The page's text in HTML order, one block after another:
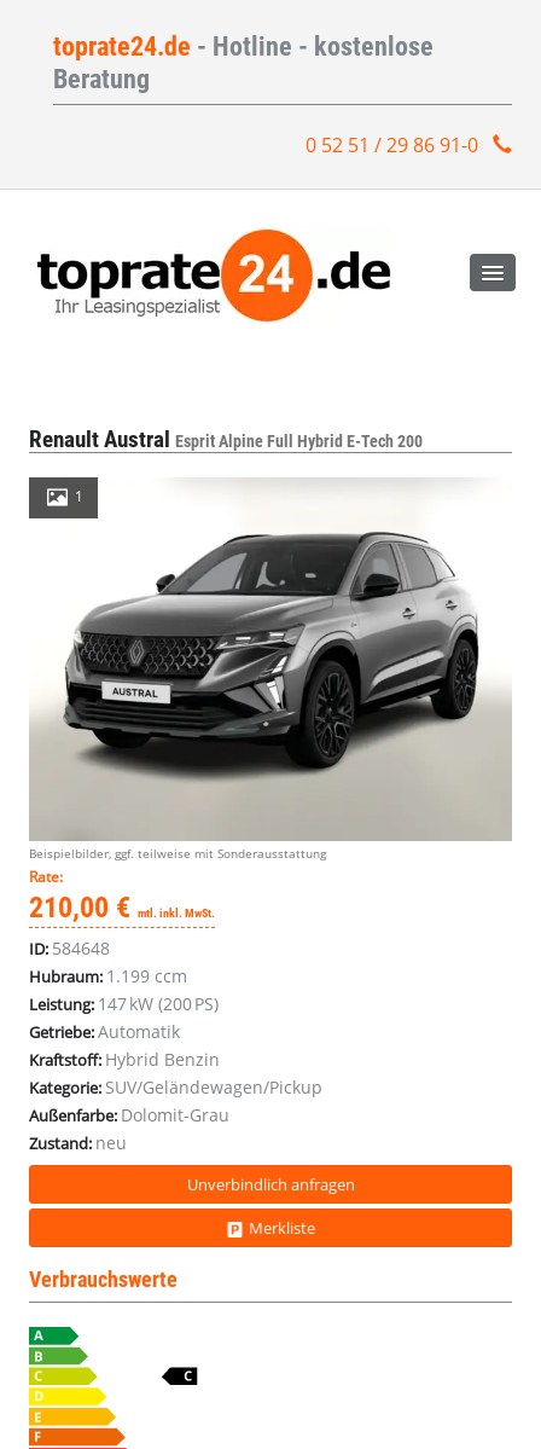
toprate24.de - Hotline - kostenlose
Beratung
0 52 51 / 29 86 91-0
Renault Austral Esprit Alpine Full Hybrid E-Tech 200
1
Beispielbilder, ggf. teilweise mit Sonderausstattung
Rate:
210,00 € mtl. inkl. MwSt.
ID: 584648
Hubraum: 1.199 ccm
Leistung: 147 kW (200 PS)
Getriebe:Automatik
Kraftstoff: Hybrid Benzin
Kategorie: SUV/Geländewagen/Pickup
Außenfarbe: Dolomit-Grau
Zustand: neu
Unverbindlich anfragen
Merkliste
Verbrauchswerte